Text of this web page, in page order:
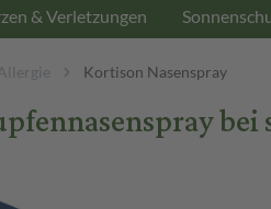
& Verletzungen
Kortison Nasenspray